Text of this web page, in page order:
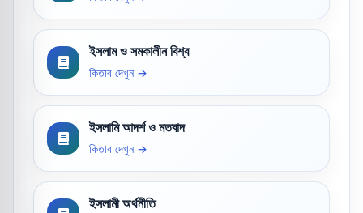
ইসলাম ও সমকালীন বিশ্ব
কিতাব দেখুন →
ইসলামি আদর্শ ও মতবাদ
কিতাব দেখুন →
ইসলামী অর্থনীতি